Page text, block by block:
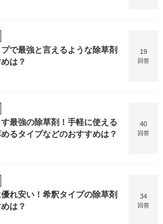
で最強と言えるような除草剤
は？
19
回答
最強の除草剤！手軽に使える
るタイプなどのおすすめは？
40
回答
れ安い！希釈タイプの除草剤
は？
34
回答